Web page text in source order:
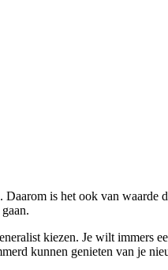
is het ook van
kiezen. Je wilt immers
kunnen genieten van je